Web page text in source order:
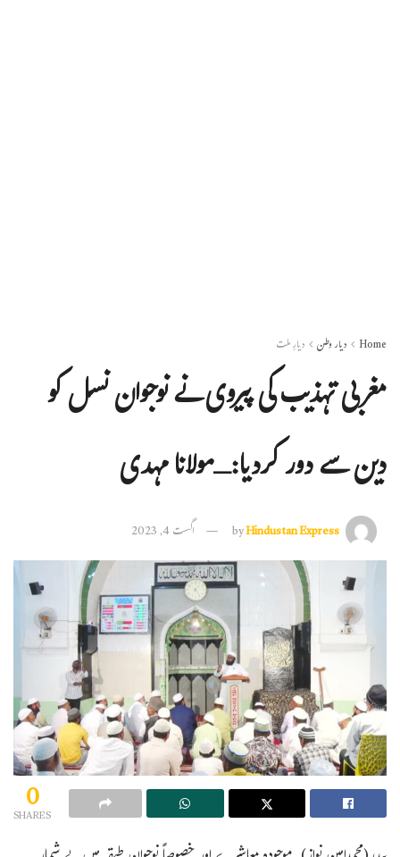
Home دیار وطن دیارِ ملت
مغربی تہذیب کی پیروی نے نوجوان نسل کو
دین سے دور کردیا:ـمولانا مہدی
byHindustan Express اگست 4, 2023
0
SHARES